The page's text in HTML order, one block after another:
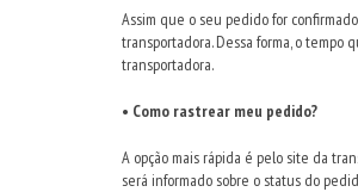
Assim que o seu pedido for
transportadora. Dessa forma, o tempo
transportadora.
• Como rastrear meu pedido?
A opção mais rápida é pelo site da
será informado sobre o status do